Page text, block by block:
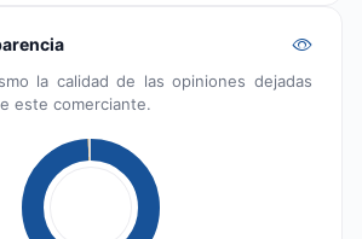
la calidad de las opiniones dejadas
este comerciante.